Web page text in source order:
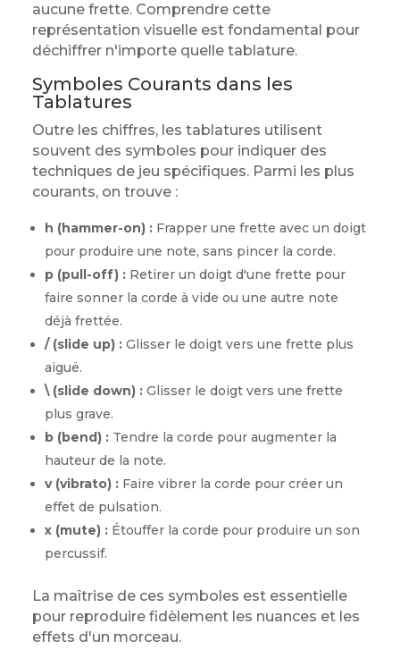
aucune frette. Comprendre cette
représentation visuelle est fondamental pour
déchiffrer n'importe quelle tablature.
Symboles Courants dans les
Tablatures
Outre les chiffres, les tablatures utilisent
souvent des symboles pour indiquer des
techniques de jeu spécifiques. Parmi les plus
courants, on trouve :
h (hammer-on) :Frapper une frette avec un doigt
pour produire une note, sans pincer la corde.
p (pull-off) :Retirer un doigt d'une frette pour
faire sonner la corde à vide ou une autre note
déjà frettée.
/ (slide up) :Glisser le doigt vers une frette plus
aiguë.
\ (slide down) :Glisser le doigt vers une frette
plus grave.
b (bend) :Tendre la corde pour augmenter la
hauteur de la note.
v (vibrato) :Faire vibrer la corde pour créer un
effet de pulsation.
x (mute) :Étouffer la corde pour produire un son
percussif.
La maîtrise de ces symboles est essentielle
pour reproduire fidèlement les nuances et les
effets d'un morceau.